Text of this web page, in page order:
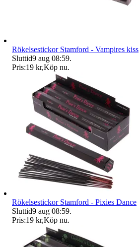
Rökelsestickor Stamford - Vampires kiss
Sluttid9 aug 08:59.
Pris:19 kr,Köp nu.
Rökelsestickor Stamford - Pixies Dance
Sluttid9 aug 08:59.
Pris:19 kr,Köp nu.